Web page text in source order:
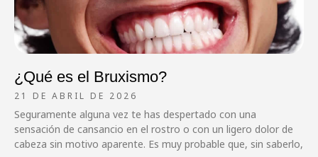
¿Qué es el Bruxismo?
21 DE ABRIL DE 2026
Seguramente alguna vez te has despertado con una
sensación de cansancio en el rostro o con un ligero dolor de
cabeza sin motivo aparente. Es muy probable que, sin saberlo,